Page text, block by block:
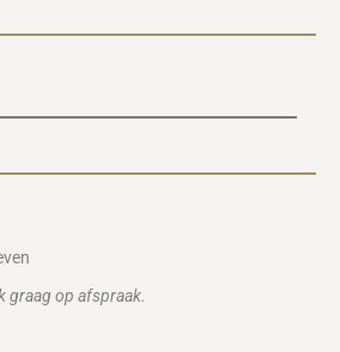
graag op afspraak.